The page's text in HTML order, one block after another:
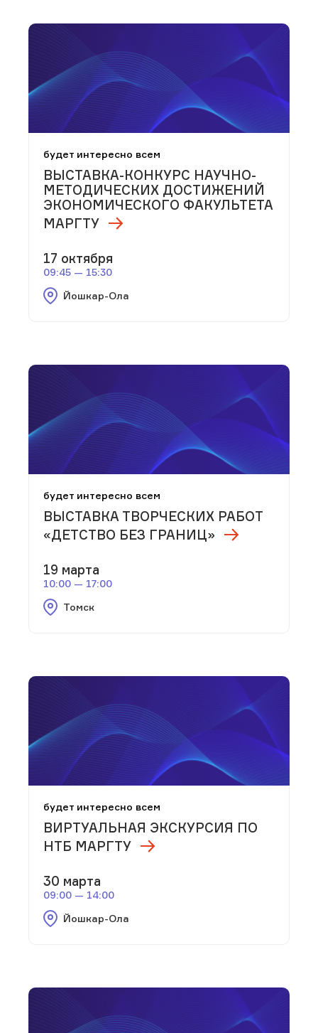
будет интересно всем
ВЫСТАВКА-КОНКУРС НАУЧНО-
МЕТОДИЧЕСКИХ ДОСТИЖЕНИЙ
ЭКОНОМИЧЕСКОГО ФАКУЛЬТЕТА
МАРГТУ
17 октября
09:45 — 15:30
Йошкар-Ола
будет интересно всем
ВЫСТАВКА ТВОРЧЕСКИХ РАБОТ
«ДЕТСТВО БЕЗ ГРАНИЦ»
19 марта
10:00 — 17:00
Томск
будет интересно всем
ВИРТУАЛЬНАЯ ЭКСКУРСИЯ ПО
НТБ МАРГТУ
30 марта
09:00 — 14:00
Йошкар-Ола